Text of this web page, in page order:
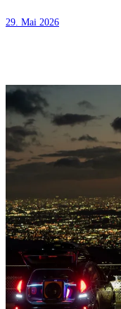
29. Mai 2026